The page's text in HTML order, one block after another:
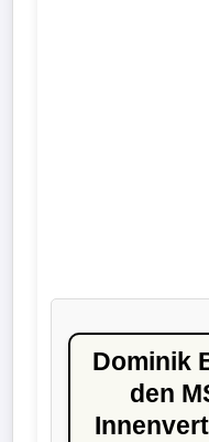
Dominik
den